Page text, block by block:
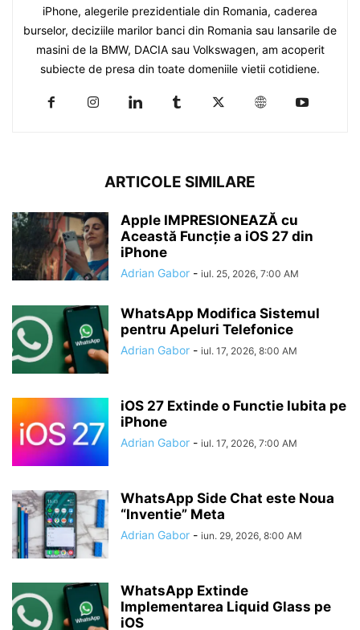
iPhone, alegerile prezidentiale din Romania, caderea
burselor, deciziile marilor banci din Romania sau lansarile de
masini de la BMW, DACIA sau Volkswagen, am acoperit
subiecte de presa din toate domeniile vietii cotidiene.
ARTICOLE SIMILARE
Apple IMPRESIONEAZĂ cu
Această Funcție a iOS 27 din
iPhone
Adrian Gabor - iul. 25, 2026, 7:00 AM
WhatsApp Modifica Sistemul
pentru Apeluri Telefonice
Adrian Gabor - iul. 17, 2026, 8:00 AM
iOS 27 Extinde o Functie Iubita pe
iPhone
Adrian Gabor - iul. 17, 2026, 7:00 AM
WhatsApp Side Chat este Noua
“Inventie” Meta
Adrian Gabor - iun. 29, 2026, 8:00 AM
WhatsApp Extinde
Implementarea Liquid Glass pe
iOS